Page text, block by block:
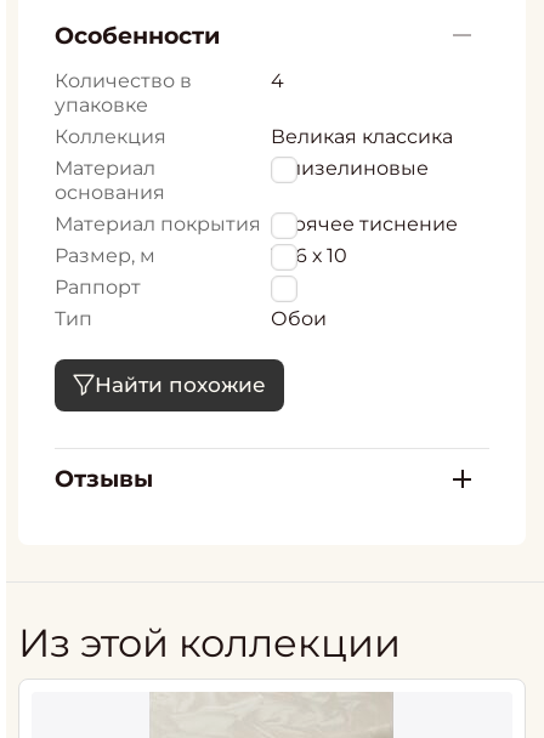
Особенности
Количество в
упаковке
4
Коллекция
Великая классика
Материал
основания
Флизелиновые
Материал покрытия горячее тиснение
Размер, м
1,06 х 10
Раппорт
0
Тип
Обои
Найти похожие
Отзывы
Из этой коллекции